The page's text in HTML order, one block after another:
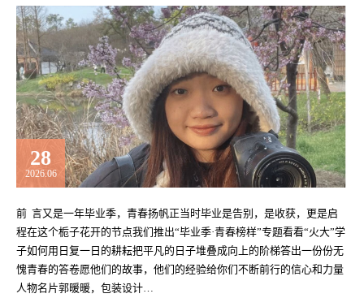
28
2026.06
前 言又是一年毕业季，青春扬帆正当时毕业是告别，是收获，更是启
程在这个栀子花开的节点我们推出“毕业季·青春榜样”专题看看“火大”学
子如何用日复一日的耕耘把平凡的日子堆叠成向上的阶梯答出一份份无
愧青春的答卷愿他们的故事，他们的经验给你们不断前行的信心和力量
人物名片郭暖暖，包装设计…